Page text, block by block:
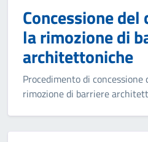
Concessione
la rimozione di
architettoniche
Procedimento di
rimozione di barriere